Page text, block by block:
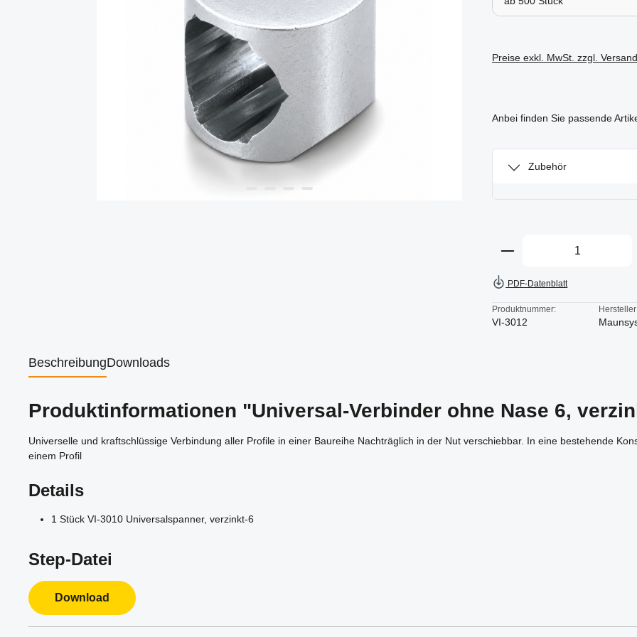
Preise exkl. MwSt. zzgl.
Anbei finden Sie passende
Zubehör
Produkt Anzahl:
PDF-Datenblatt
Produktnummer:
VI-3012
BeschreibungDownloads
Produktinformationen "Universal-Verbinder ohne Nase 6,
Universelle und kraftschlüssige Verbindung aller Profile in einer Baureihe Nachträglich in der Nut verschiebbar. In eine bestehende
einem Profil
Details
1 Stück VI-3010 Universalspanner, verzinkt-6
Step-Datei
Download